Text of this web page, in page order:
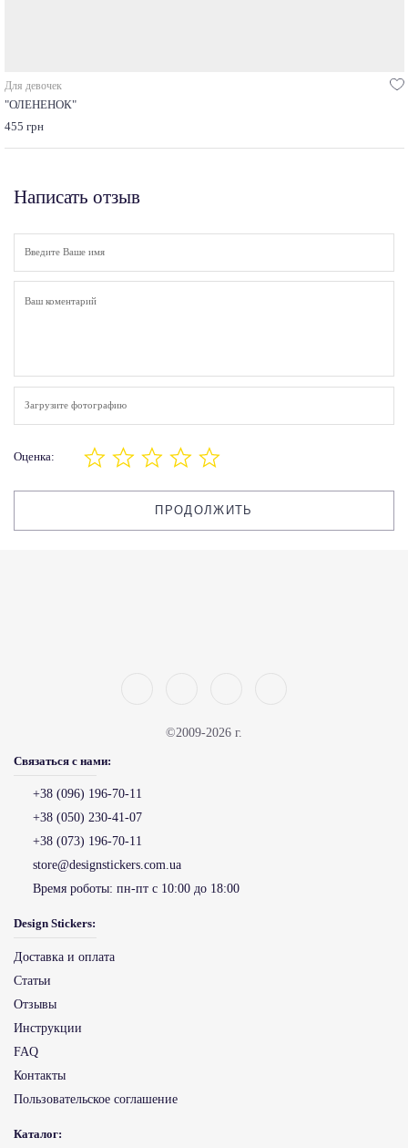
Для девочек
"ОЛЕНЕНОК"
455 грн
Написать отзыв
Загрузите фотографию
Оценка:
ПРОДОЛЖИТЬ
©2009-2026 г.
Связаться с нами:
+38 (096) 196-70-11
+38 (050) 230-41-07
+38 (073) 196-70-11
store@designstickers.com.ua
Время роботы: пн-пт с 10:00 до 18:00
Design Stickers:
Доставка и оплата
Статьи
Отзывы
Инструкции
FAQ
Контакты
Пользовательское соглашение
Каталог: